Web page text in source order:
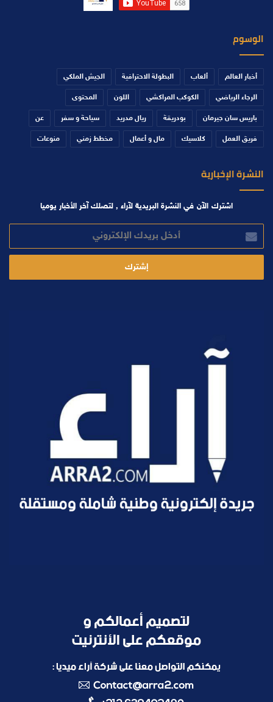
الوسوم
أخبار العالم ألعاب البطولة الاحترافية الجيش الملكي
الرجاء الرياضي الكوكب المراكشي اللون المحتوى
باريس سان جيرمان بودريقة ريال مدريد سياحة و سفر عن
فريق العمل كلاسيك مال و أعمال مخطط زمني منوعات
النشرة الإخبارية
اشترك الآن في النشرة البريدية لآراء , لتصلك آخر الأخبار يوميا
بريدك
الإلكتروني